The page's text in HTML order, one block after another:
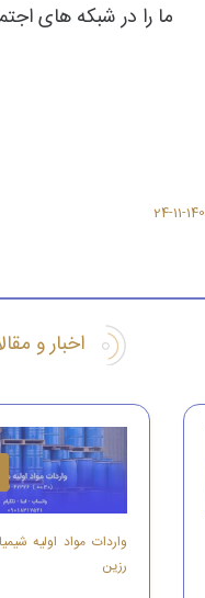
ما را در شبکه های
اخبار و
واردات مواد اولیه
رزین